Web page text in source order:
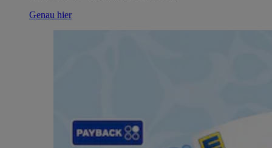
Genau hier